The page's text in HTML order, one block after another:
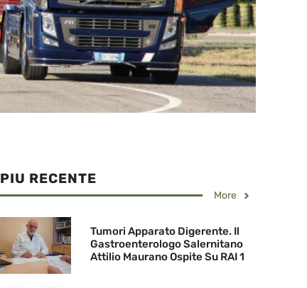
PIU RECENTE
More
Tumori Apparato Digerente. Il
Gastroenterologo Salernitano
Attilio Maurano Ospite Su RAI 1